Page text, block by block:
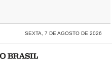
SEXTA, 7 DE AGOSTO DE 2026